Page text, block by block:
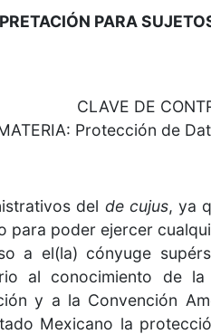
PARA
CLAVE DE
Protección de
del de cujus, ya
para poder ejercer
a el(la) cónyuge
al conocimiento de
y a la Convención
Mexicano la